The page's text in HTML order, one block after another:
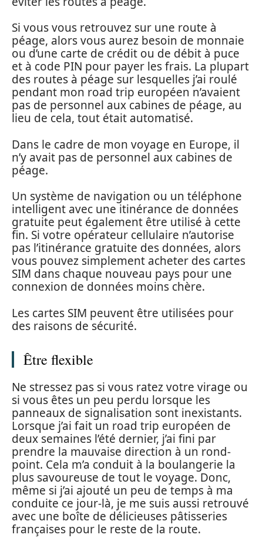
Si vous vous retrouvez sur une route à
péage, alors vous aurez besoin de monnaie
ou d’une carte de crédit ou de débit à puce
et à code PIN pour payer les frais. La plupart
des routes à péage sur lesquelles j’ai roulé
pendant mon road trip européen n’avaient
pas de personnel aux cabines de péage, au
lieu de cela, tout était automatisé.
Dans le cadre de mon voyage en Europe, il
n’y avait pas de personnel aux cabines de
péage.
Un système de navigation ou un téléphone
intelligent avec une itinérance de données
gratuite peut également être utilisé à cette
fin. Si votre opérateur cellulaire n’autorise
pas l’itinérance gratuite des données, alors
vous pouvez simplement acheter des cartes
SIM dans chaque nouveau pays pour une
connexion de données moins chère.
Les cartes SIM peuvent être utilisées pour
des raisons de sécurité.
Être flexible
Ne stressez pas si vous ratez votre virage ou
si vous êtes un peu perdu lorsque les
panneaux de signalisation sont inexistants.
Lorsque j’ai fait un road trip européen de
deux semaines l’été dernier, j’ai fini par
prendre la mauvaise direction à un rond-
point. Cela m’a conduit à la boulangerie la
plus savoureuse de tout le voyage. Donc,
même si j’ai ajouté un peu de temps à ma
conduite ce jour-là, je me suis aussi retrouvé
avec une boîte de délicieuses pâtisseries
françaises pour le reste de la route.